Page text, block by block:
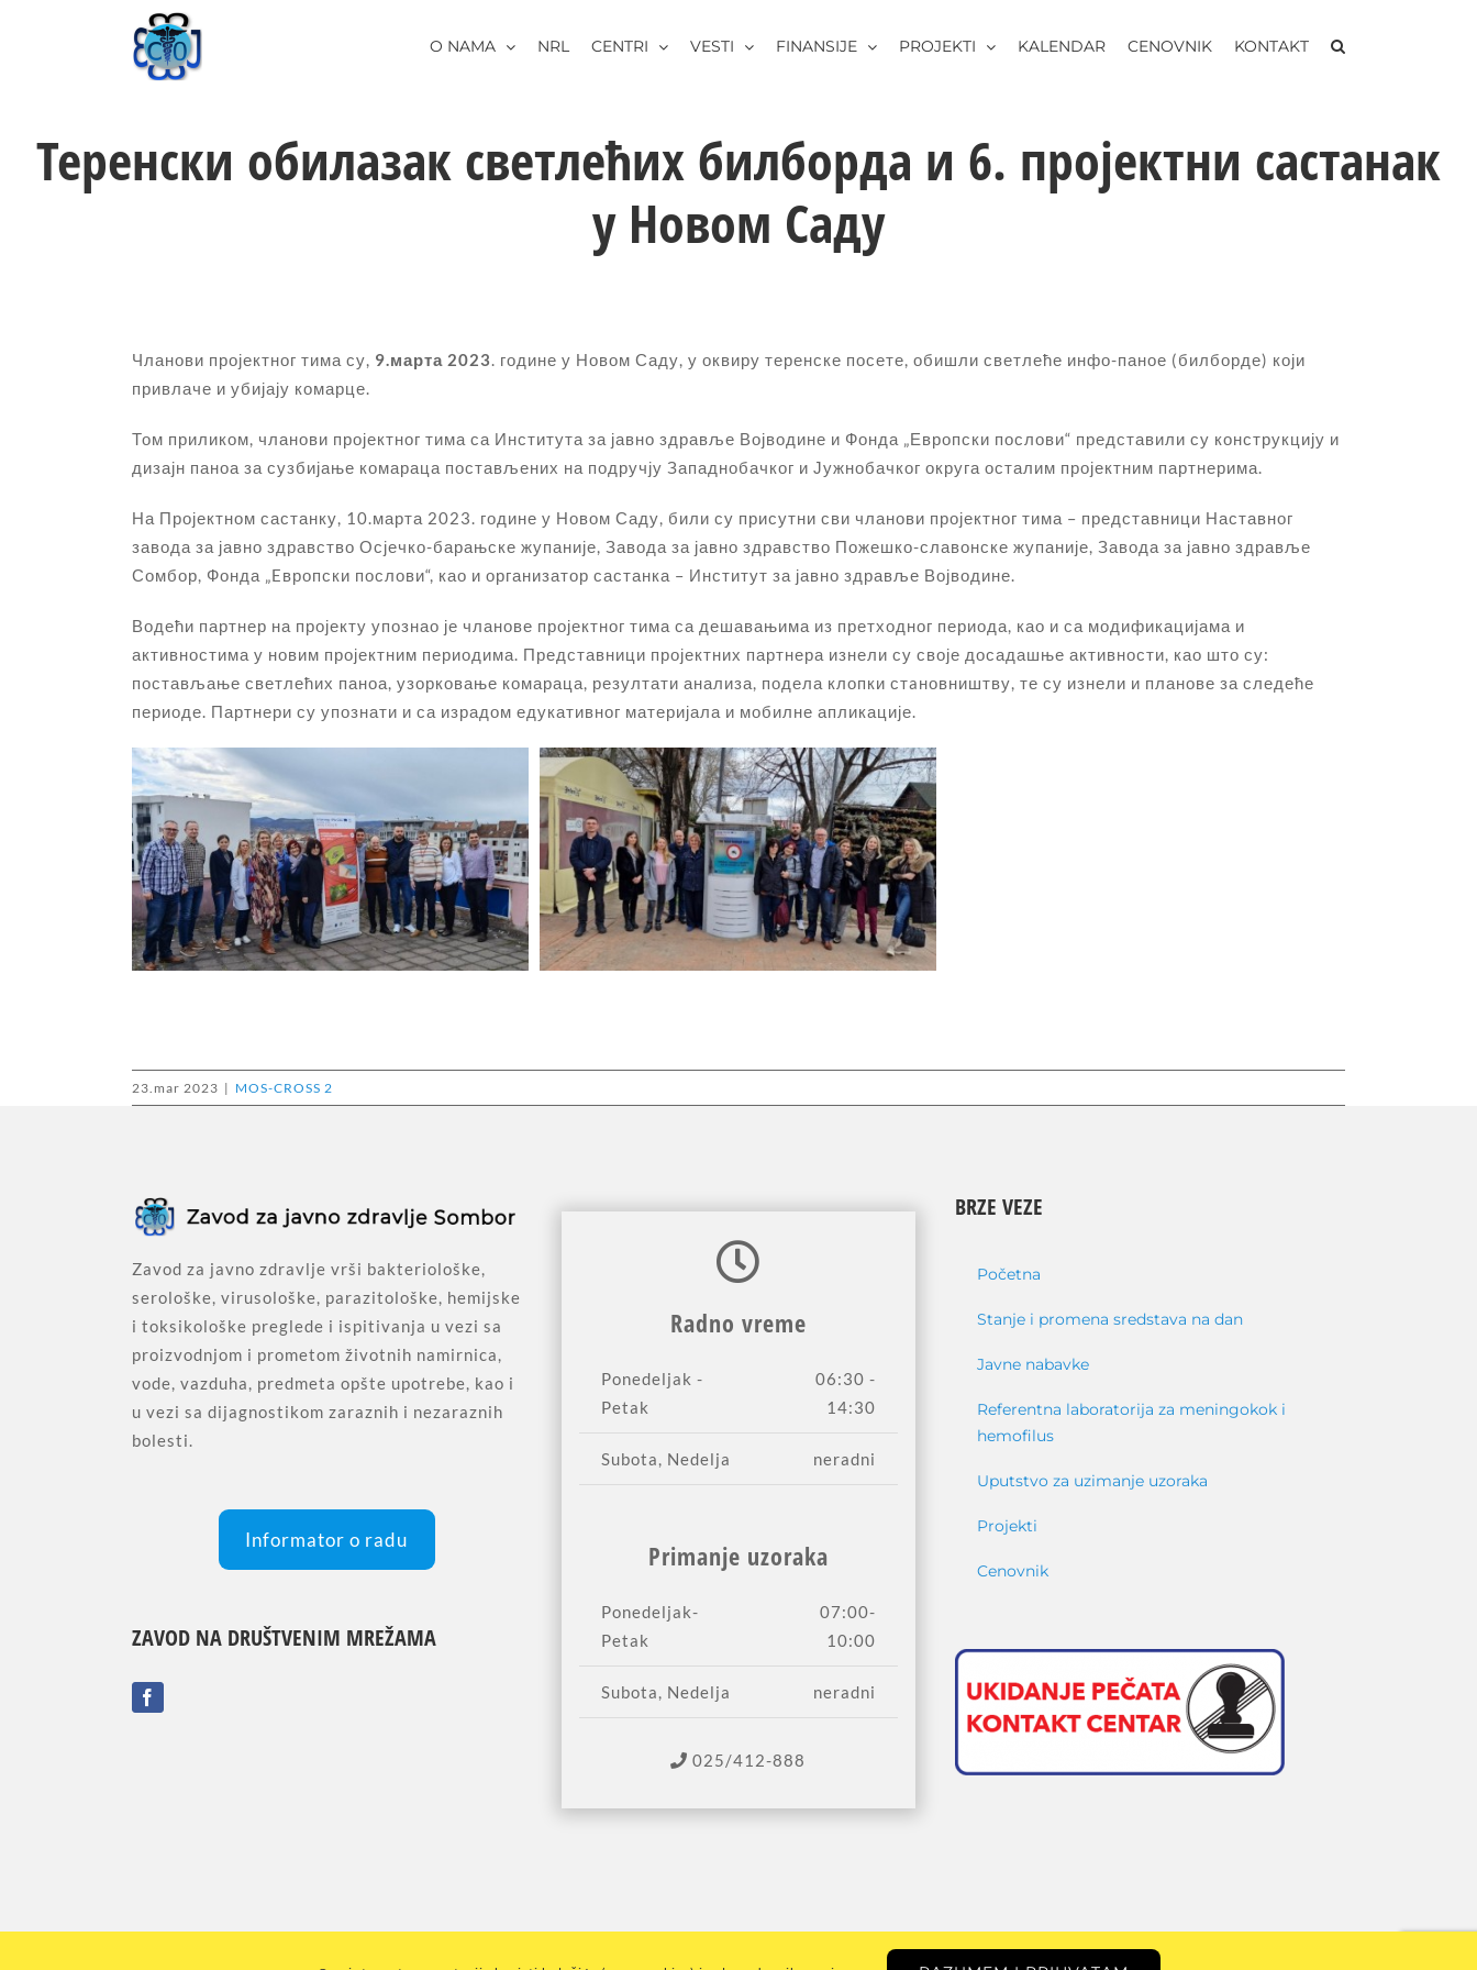
O NAMA NRL CENTRI VESTI FINANSIJE PROJEKTI KALENDAR CENOVNIK KONTAKT
Теренски обилазак светлећих билборда и 6. пројектни састанак
у Новом Саду
Чланови пројектног тима су, 9.марта 2023. године у Новом Саду, у оквиру теренске посете, обишли светлеће инфо-паное (билборде) који
привлаче и убијају комарце.
Том приликом, чланови пројектног тима са Института за јавно здравље Војводине и Фонда „Европски послови“ представили су конструкцију и
дизајн паноа за сузбијање комараца постављених на подручју Западнобачког и Јужнобачког округа осталим пројектним партнерима.
На Пројектном састанку, 10.марта 2023. године у Новом Саду, били су присутни сви чланови пројектног тима – представници Наставног
завода за јавно здравство Осјечко-барањске жупаније, Завода за јавно здравство Пожешко-славонске жупаније, Завода за јавно здравље
Сомбор, Фонда „Eвропски послови“, као и организатор састанка – Институт за јавно здравље Војводине.
Водећи партнер на пројекту упознао је чланове пројектног тима са дешавањима из претходног периода, као и са модификацијама и
активностима у новим пројектним периодима. Представници пројектних партнера изнели су своје досадашње активности, као што су:
постављање светлећих паноа, узорковање комараца, резултати анализа, подела клопки стaновништву, те су изнели и планове за следеће
периоде. Партнери су упознати и са израдом едукативног материјала и мобилне апликације.
23.mar 2023 | MOS-CROSS 2
Zavod za javno zdravlje vrši bakteriološke,
serološke, virusološke, parazitološke, hemijske
i toksikološke preglede i ispitivanja u vezi sa
proizvodnjom i prometom životnih namirnica,
vode, vazduha, predmeta opšte upotrebe, kao i
u vezi sa dijagnostikom zaraznih i nezaraznih
bolesti.
Informator o radu
ZAVOD NA DRUŠTVENIM MREŽAMA
Radno vreme
Ponedeljak -
Petak
06:30 -
14:30
Subota, Nedelja neradni
Primanje uzoraka
Ponedeljak-
Petak
07:00-
10:00
Subota, Nedelja neradni
025/412-888
BRZE VEZE
Početna
Stanje i promena sredstava na dan
Javne nabavke
Referentna laboratorija za meningokok i
hemofilus
Uputstvo za uzimanje uzoraka
Projekti
Cenovnik